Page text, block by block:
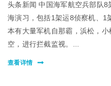
头条新闻 中国海军航空兵部队
海演习，包括1架运8侦察机、1
本有大量军机自那霸，浜松，
空，进行拦截监视。...
查看详情